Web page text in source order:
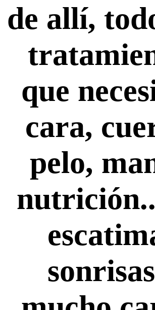
de allí,
que
cara,
pelo,